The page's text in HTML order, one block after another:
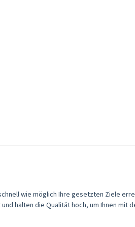
wie möglich Ihre gesetzten Ziele
halten die Qualität hoch, um Ihnen mit